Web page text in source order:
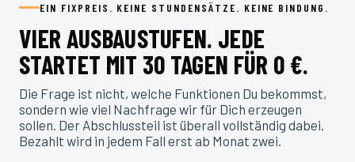
EIN FIXPREIS. KEINE STUNDENSÄTZE. KEINE BINDUNG.
VIER AUSBAUSTUFEN. JEDE
STARTET MIT 30 TAGEN FÜR 0 €.
Die Frage ist nicht, welche Funktionen Du bekommst,
sondern wie viel Nachfrage wir für Dich erzeugen
sollen. Der Abschlussteil ist überall vollständig dabei.
Bezahlt wird in jedem Fall erst ab Monat zwei.